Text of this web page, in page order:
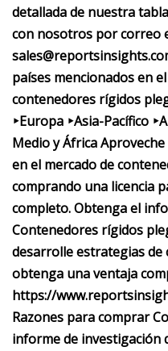
detallada de nuestra
con nosotros por correo
países mencionados en
contenedores rígidos
‣Europa ‣Asia-Pacífico
Medio y África
en el mercado de
comprando una licencia
completo. Obtenga el
Contenedores rígidos
desarrolle estrategias de
obtenga una ventaja
https://
Razones para comprar
informe de investigación